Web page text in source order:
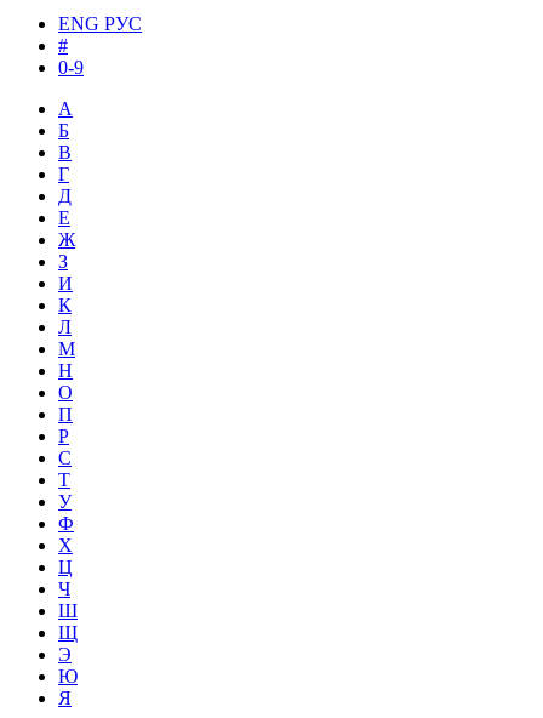
ENG РУС
#
0-9
А
Б
В
Г
Д
Е
Ж
З
И
К
Л
М
Н
О
П
Р
С
Т
У
Ф
Х
Ц
Ч
Ш
Щ
Э
Ю
Я